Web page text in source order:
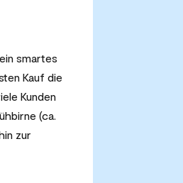
smartes
Kauf die
Kunden
(ca.
zur